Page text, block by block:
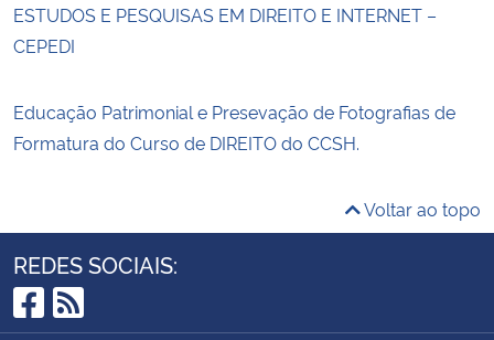
ESTUDOS E PESQUISAS EM DIREITO E INTERNET –
CEPEDI
Educação Patrimonial e Presevação de Fotografias de
Formatura do Curso de DIREITO do CCSH.
Voltar ao topo
REDES SOCIAIS: